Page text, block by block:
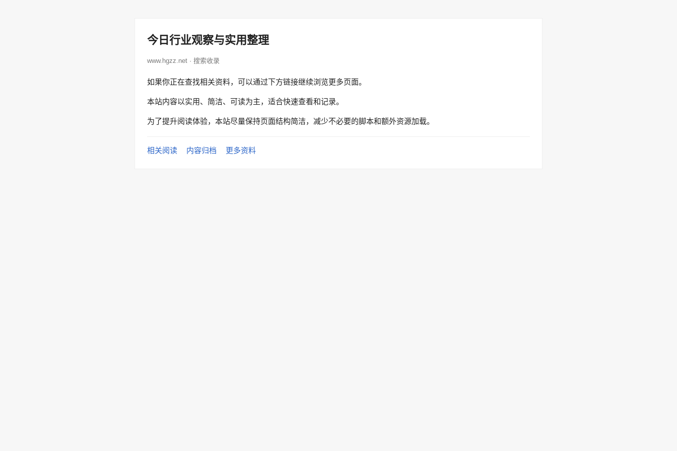
今日行业观察与实用整理
www.hgzz.net · 搜索收录
如果你正在查找相关资料，可以通过下方链接继续浏览更多页面。
本站内容以实用、简洁、可读为主，适合快速查看和记录。
为了提升阅读体验，本站尽量保持页面结构简洁，减少不必要的脚本和额外资源加载。
相关阅读 内容归档 更多资料